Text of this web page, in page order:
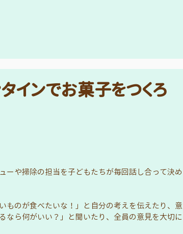
インでお菓子をつくろ
ーや掃除の担当を子どもたちが毎回話し合って決め
ものが食べたいな！」と自分の考えを伝えたり、意
なら何がいい？」と聞いたり、全員の意見を大切に